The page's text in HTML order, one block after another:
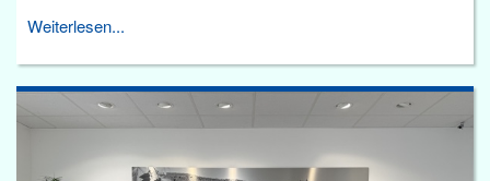
Weiterlesen...